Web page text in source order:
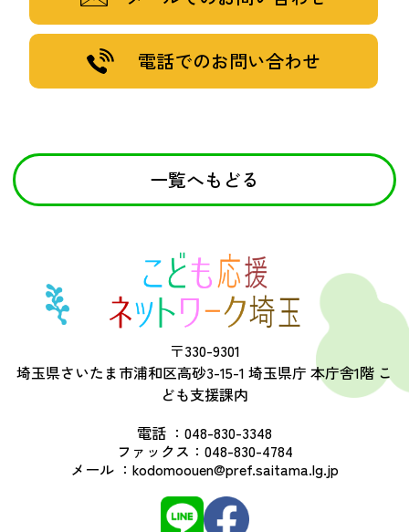
電話でのお問い合わせ
一覧へもどる
〒330-9301
埼玉県さいたま市浦和区高砂3-15-1 埼玉県庁 本庁舎1階 こ
ども支援課内
電話 ： 048-830-3348
ファックス： 048-830-4784
メール ： kodomoouen@pref.saitama.lg.jp